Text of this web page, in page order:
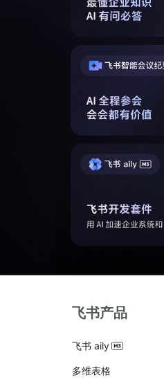
飞书产品
飞书 aily
多维表格